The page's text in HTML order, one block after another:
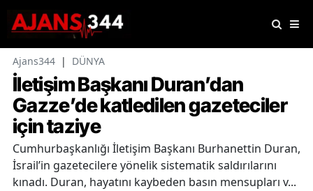
Ajans344 | DÜNYA
İletişim Başkanı Duran’dan
Gazze’de katledilen gazeteciler
için taziye
Cumhurbaşkanlığı İletişim Başkanı Burhanettin Duran,
İsrail’in gazetecilere yönelik sistematik saldırılarını
kınadı. Duran, hayatını kaybeden basın mensupları v...